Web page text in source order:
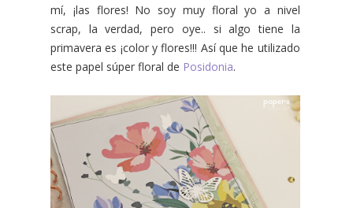
mí, ¡las flores! No soy muy floral yo a nivel
scrap, la verdad, pero oye.. si algo tiene la
primavera es ¡color y flores!!! Así que he utilizado
este papel súper floral de Posidonia.